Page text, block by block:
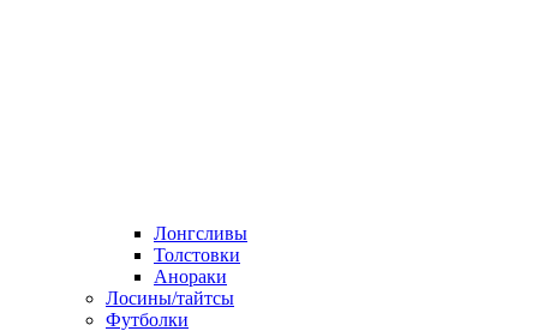
Лонгсливы
Толстовки
Анораки
Лосины/тайтсы
Футболки